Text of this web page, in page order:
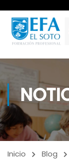
Inicio Blog